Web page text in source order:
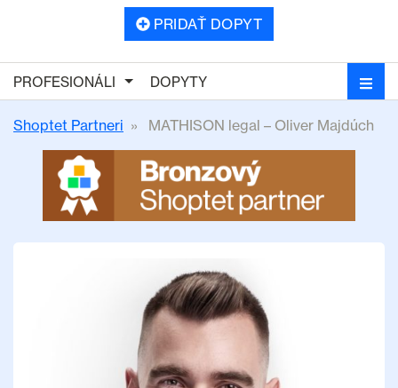
PRIDAŤ DOPYT
PROFESIONÁLI DOPYTY
Shoptet Partneri MATHISON legal – Oliver Majdúch